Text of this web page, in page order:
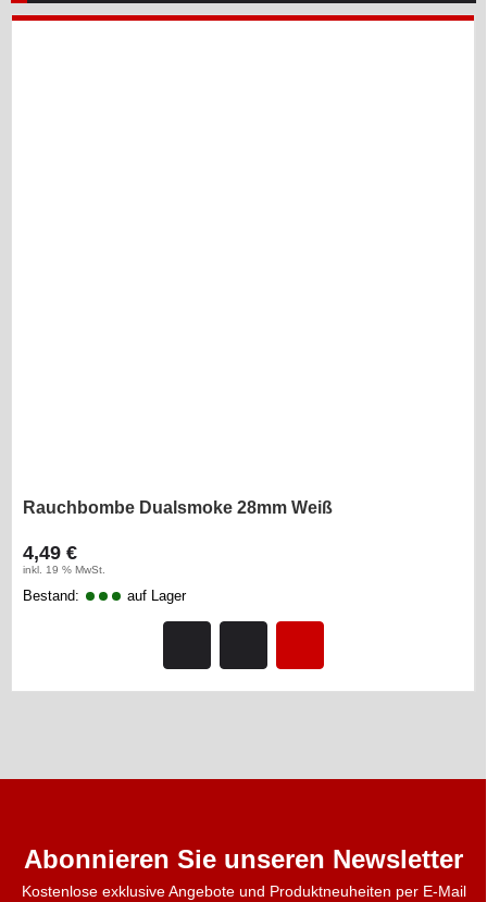
Rauchbombe Dualsmoke 28mm Weiß
4,49 €
inkl. 19 % MwSt.
Bestand: auf Lager
Abonnieren Sie unseren Newsletter
Kostenlose exklusive Angebote und Produktneuheiten per E-Mail